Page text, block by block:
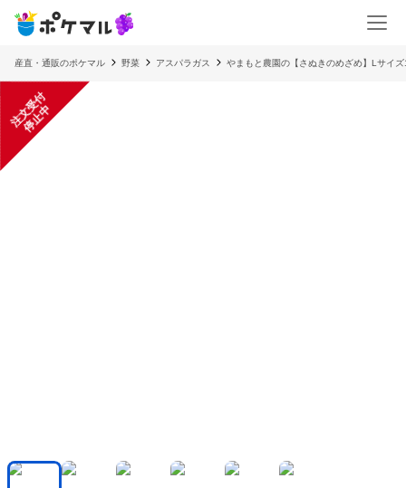
産直・通販のポケマル 野菜 アスパラガス やまもと農園の【さぬきのめざめ】Lサイ
注
文
受
付
停
止
中